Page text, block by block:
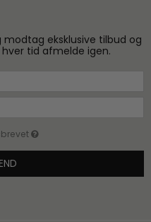
eksklusive tilbud og
tid afmelde igen.